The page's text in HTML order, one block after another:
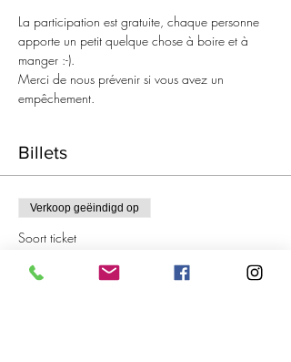
La participation est gratuite, chaque personne
apporte un petit quelque chose à boire et à
manger :-).
Merci de nous prévenir si vous avez un
empêchement.
Billets
Verkoop geëindigd op
Soort ticket
Aperitief breien